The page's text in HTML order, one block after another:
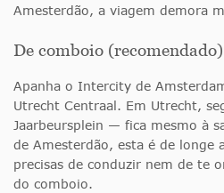
Amesterdão, a viagem demora
De comboio (recomendado)
Apanha o Intercity de
Utrecht Centraal. Em Utrecht,
Jaarbeursplein — fica mesmo à
de Amesterdão, esta é de longe
precisas de conduzir nem de te
do comboio.